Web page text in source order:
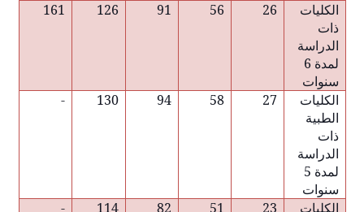
الكليات
ذات
الدراسة
لمدة 6
سنوات
26
56
91
126
161
الكليات
الطبية
ذات
الدراسة
لمدة 5
سنوات
27
58
94
130
-
الكليات
23
51
82
114
-